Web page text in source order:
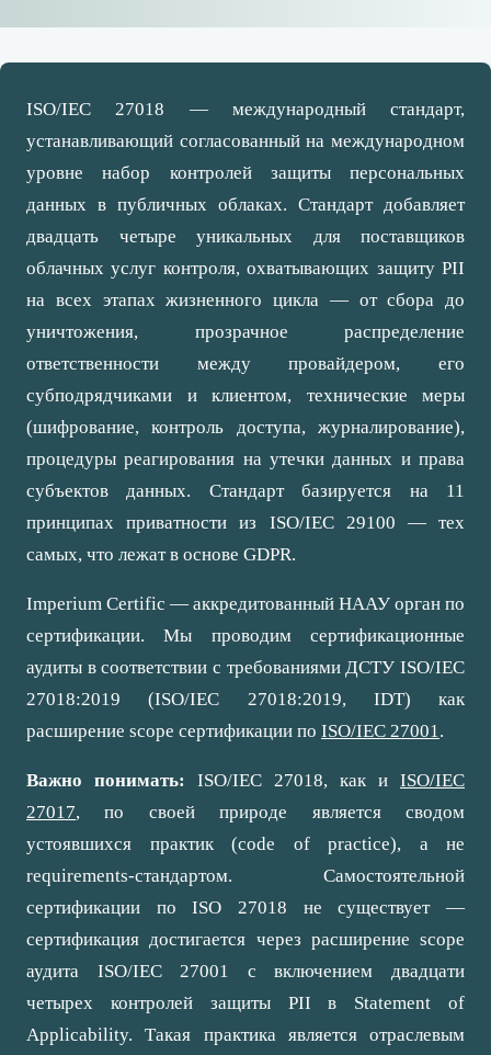
ISO/IEC 27018 — международный стандарт,
устанавливающий согласованный на международном
уровне набор контролей защиты персональных
данных в публичных облаках. Стандарт добавляет
двадцать четыре уникальных для поставщиков
облачных услуг контроля, охватывающих защиту PII
на всех этапах жизненного цикла — от сбора до
уничтожения, прозрачное распределение
ответственности между провайдером, его
субподрядчиками и клиентом, технические меры
(шифрование, контроль доступа, журналирование),
процедуры реагирования на утечки данных и права
субъектов данных. Стандарт базируется на 11
принципах приватности из ISO/IEC 29100 — тех
самых, что лежат в основе GDPR.
Imperium Certific — аккредитованный НААУ орган по
сертификации. Мы проводим сертификационные
аудиты в соответствии с требованиями ДСТУ ISO/IEC
27018:2019 (ISO/IEC 27018:2019, IDT) как
расширение scope сертификации по ISO/IEC 27001.
Важно понимать: ISO/IEC 27018, как и ISO/IEC
27017, по своей природе является сводом
устоявшихся практик (code of practice), а не
requirements-стандартом. Самостоятельной
сертификации по ISO 27018 не существует —
сертификация достигается через расширение scope
аудита ISO/IEC 27001 с включением двадцати
четырех контролей защиты PII в Statement of
Applicability. Такая практика является отраслевым